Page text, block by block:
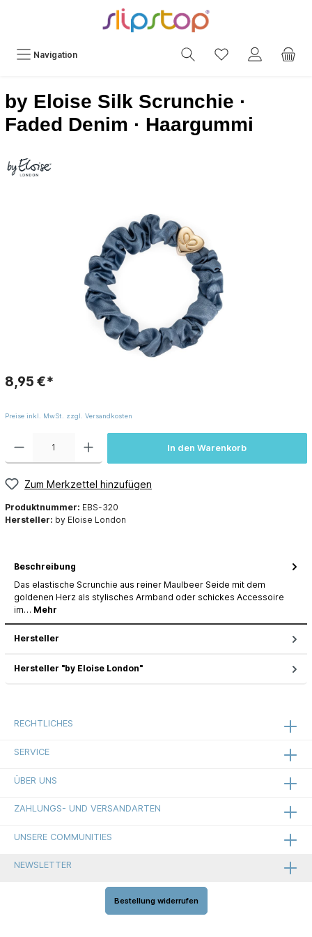
Navigation
by Eloise Silk Scrunchie ·
Faded Denim · Haargummi
8,95 €*
Preise inkl. MwSt. zzgl. Versandkosten
In den Warenkorb
Zum Merkzettel hinzufügen
Produktnummer: EBS-320
Hersteller: by Eloise London
Beschreibung
Das elastische Scrunchie aus reiner Maulbeer Seide mit dem
goldenen Herz als stylisches Armband oder schickes Accessoire
im… Mehr
Hersteller
Hersteller "by Eloise London"
RECHTLICHES
SERVICE
ÜBER UNS
ZAHLUNGS- UND VERSANDARTEN
UNSERE COMMUNITIES
NEWSLETTER
Bestellung widerrufen